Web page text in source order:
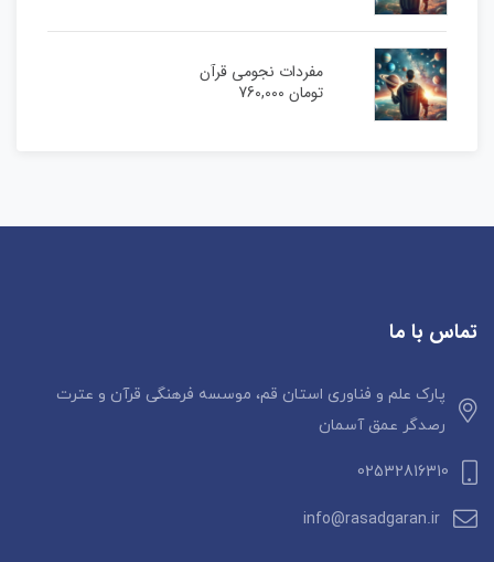
مفردات نجومی قرآن
تومان760,000
تماس با ما
پارک علم و فناوری استان قم، موسسه فرهنگی قرآن و عترت
رصدگر عمق آسمان
02532816310
info@rasadgaran.ir